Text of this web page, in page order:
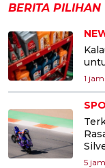
BERITA PILIHAN
1 jam
5 jam